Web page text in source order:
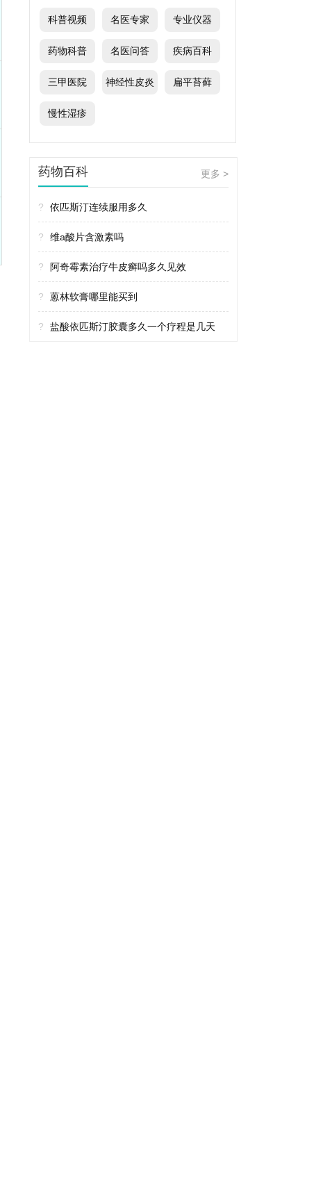
科普视频 名医专家 专业仪器
药物科普 名医问答 疾病百科
三甲医院 神经性皮炎 扁平苔藓
慢性湿疹
药物百科 更多 >
? 依匹斯汀连续服用多久
? 维a酸片含激素吗
? 阿奇霉素治疗牛皮癣吗多久见效
? 蒽林软膏哪里能买到
? 盐酸依匹斯汀胶囊多久一个疗程是几天